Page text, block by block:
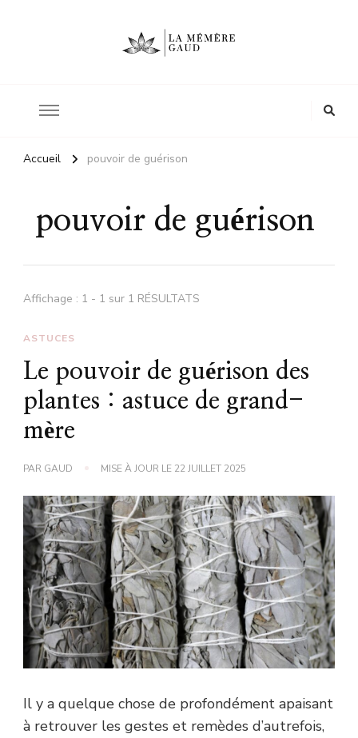
Accueil pouvoir de guérison
pouvoir de guérison
Affichage : 1 - 1 sur 1 RÉSULTATS
ASTUCES
Le pouvoir de guérison des
plantes : astuce de grand-
mère
PAR GAUD MISE À JOUR LE 22 JUILLET 2025
Il y a quelque chose de profondément apaisant
à retrouver les gestes et remèdes d’autrefois,